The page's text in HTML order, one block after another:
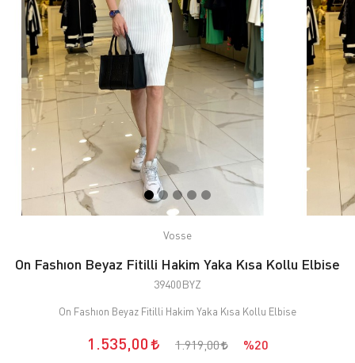
Vosse
On Fashıon Beyaz Fitilli Hakim Yaka Kısa Kollu Elbise
39400BYZ
On Fashıon Beyaz Fitilli Hakim Yaka Kısa Kollu Elbise
1.535,00 1.919,00 %20